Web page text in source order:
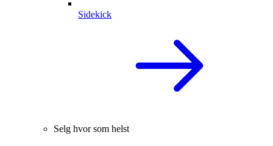
Sidekick
Selg hvor som helst